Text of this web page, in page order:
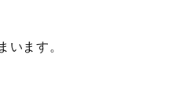
います。